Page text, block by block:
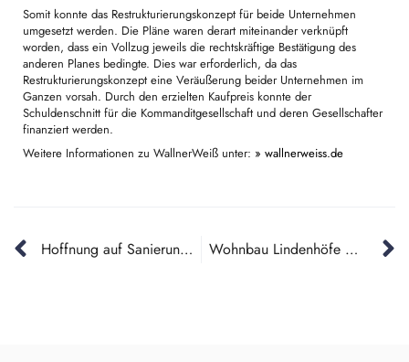
Somit konnte das Restrukturierungskonzept für beide Unternehmen
umgesetzt werden. Die Pläne waren derart miteinander verknüpft
worden, dass ein Vollzug jeweils die rechtskräftige Bestätigung des
anderen Planes bedingte. Dies war erforderlich, da das
Restrukturierungskonzept eine Veräußerung beider Unternehmen im
Ganzen vorsah. Durch den erzielten Kaufpreis konnte der
Schuldenschnitt für die Kommanditgesellschaft und deren Gesellschafter
finanziert werden.
Weitere Informationen zu WallnerWeiß unter: » wallnerweiss.de
Hoffnung auf Sanierung: Dr. Thomas Wazlawik leitet Insolvenzverfahren Wohnbau Lindenhöfe GmbH & Co. KG saniert sich im Rahmen eines gerichtlichen Verfahrens